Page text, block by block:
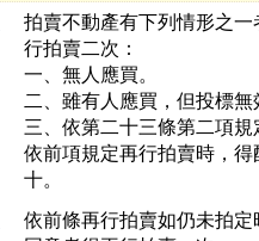
拍賣不動產有下列情形之
行拍賣二次：
一、無人應買。
二、雖有人應買，但投標無
三、依第二十三條第二項
依前項規定再行拍賣時，
依前條再行拍賣如仍未拍